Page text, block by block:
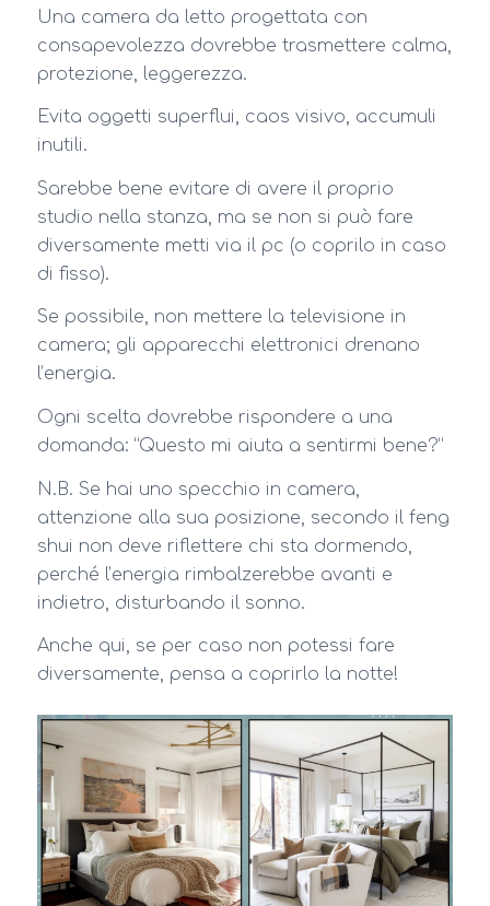
Una camera da letto progettata con
consapevolezza dovrebbe trasmettere calma,
protezione, leggerezza.
Evita oggetti superflui, caos visivo, accumuli
inutili.
Sarebbe bene evitare di avere il proprio
studio nella stanza, ma se non si può fare
diversamente metti via il pc (o coprilo in caso
di fisso).
Se possibile, non mettere la televisione in
camera; gli apparecchi elettronici drenano
l’energia.
Ogni scelta dovrebbe rispondere a una
domanda: “Questo mi aiuta a sentirmi bene?”
N.B. Se hai uno specchio in camera,
attenzione alla sua posizione, secondo il feng
shui non deve riflettere chi sta dormendo,
perché l’energia rimbalzerebbe avanti e
indietro, disturbando il sonno.
Anche qui, se per caso non potessi fare
diversamente, pensa a coprirlo la notte!